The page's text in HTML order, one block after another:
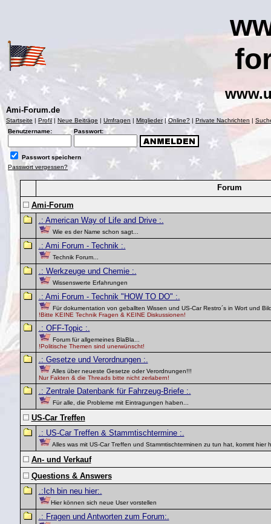
Ami-Forum.de
Startseite | Profil| Neue Beiträge | Umfragen | Mitglieder|Online? | Private Nachrichten |
Benutzername:
Passwort:
Passwort speichern
Passwort vergessen?
Forum
Ami-Forum
.: American Way of Life and Drive :.
Wie es der Name schon sagt...
.: Ami Forum - Technik :.
Technik Forum...
.: Werkzeuge und Chemie :.
Wissenswerte Erfahrungen
.: Ami Forum - Technik "HOW TO DO" :.
Für dokumentation von geballten Wissen und US-Car Restro´s in Wort und
!Bitte KEINE Technik Fragen & KEINE Diskussionen!
.: OFF-Topic :.
Forum für allgemeines BlaBla...
!Politische Themen sind unerwünscht!
.: Gesetze und Verordnungen :.
Alles über neueste Gesetze oder Verordnungen!!!
Nur Fakten & die Threads bitte nicht zerlabern!
.: Zentrale Datenbank für Fahrzeug-Briefe :.
Für alle, die Probleme mit Eintragungen haben...
US-Car Treffen
.: US-Car Treffen & Stammtischtermine :.
Alles was mit US-Car Treffen und Stammtischterminen zu tun hat, kommt
An- und Verkauf
Questions & Answers
.:Ich bin neu hier:.
Hier können sich neue User vorstellen
.: Fragen und Antworten zum Forum:.